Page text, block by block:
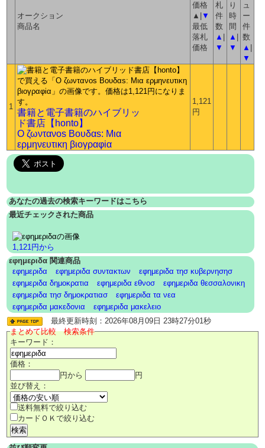
オークション
商品名
価格
▲|▼
最低
落札
価格
札
件
数
▲ |
▼
り
時
間
▲ |
▼
ュ
ー
件
数
▲ |
▼
1
書籍と電子書籍のハイブリッ
ド書店【honto】
O ζωντανοs Bουδαs: Mια
ερμηνευτικη βιογραφiα
1,121
円
あなたの過去の検索キーワードはこちら
最近チェックされた商品
1,121円から
εφημεριδα 関連商品
εφημεριδα
εφημεριδα συντακτων
εφημεριδα τησ κυβερνησησ
εφημεριδα δημοκρατια
εφημεριδα εθνοσ
εφημεριδα θεσσαλονικη
εφημεριδα τησ δημοκρατιασ
εφημεριδα τα νεα
εφημεριδα μακεδονια
εφημεριδα μακελειο
最終更新時刻：2026年08月09日 23時27分01秒
まとめて比較 検索条件
キーワード：
価格：
円から
円
並び替え：
送料無料で絞り込む
カードＯＫで絞り込む